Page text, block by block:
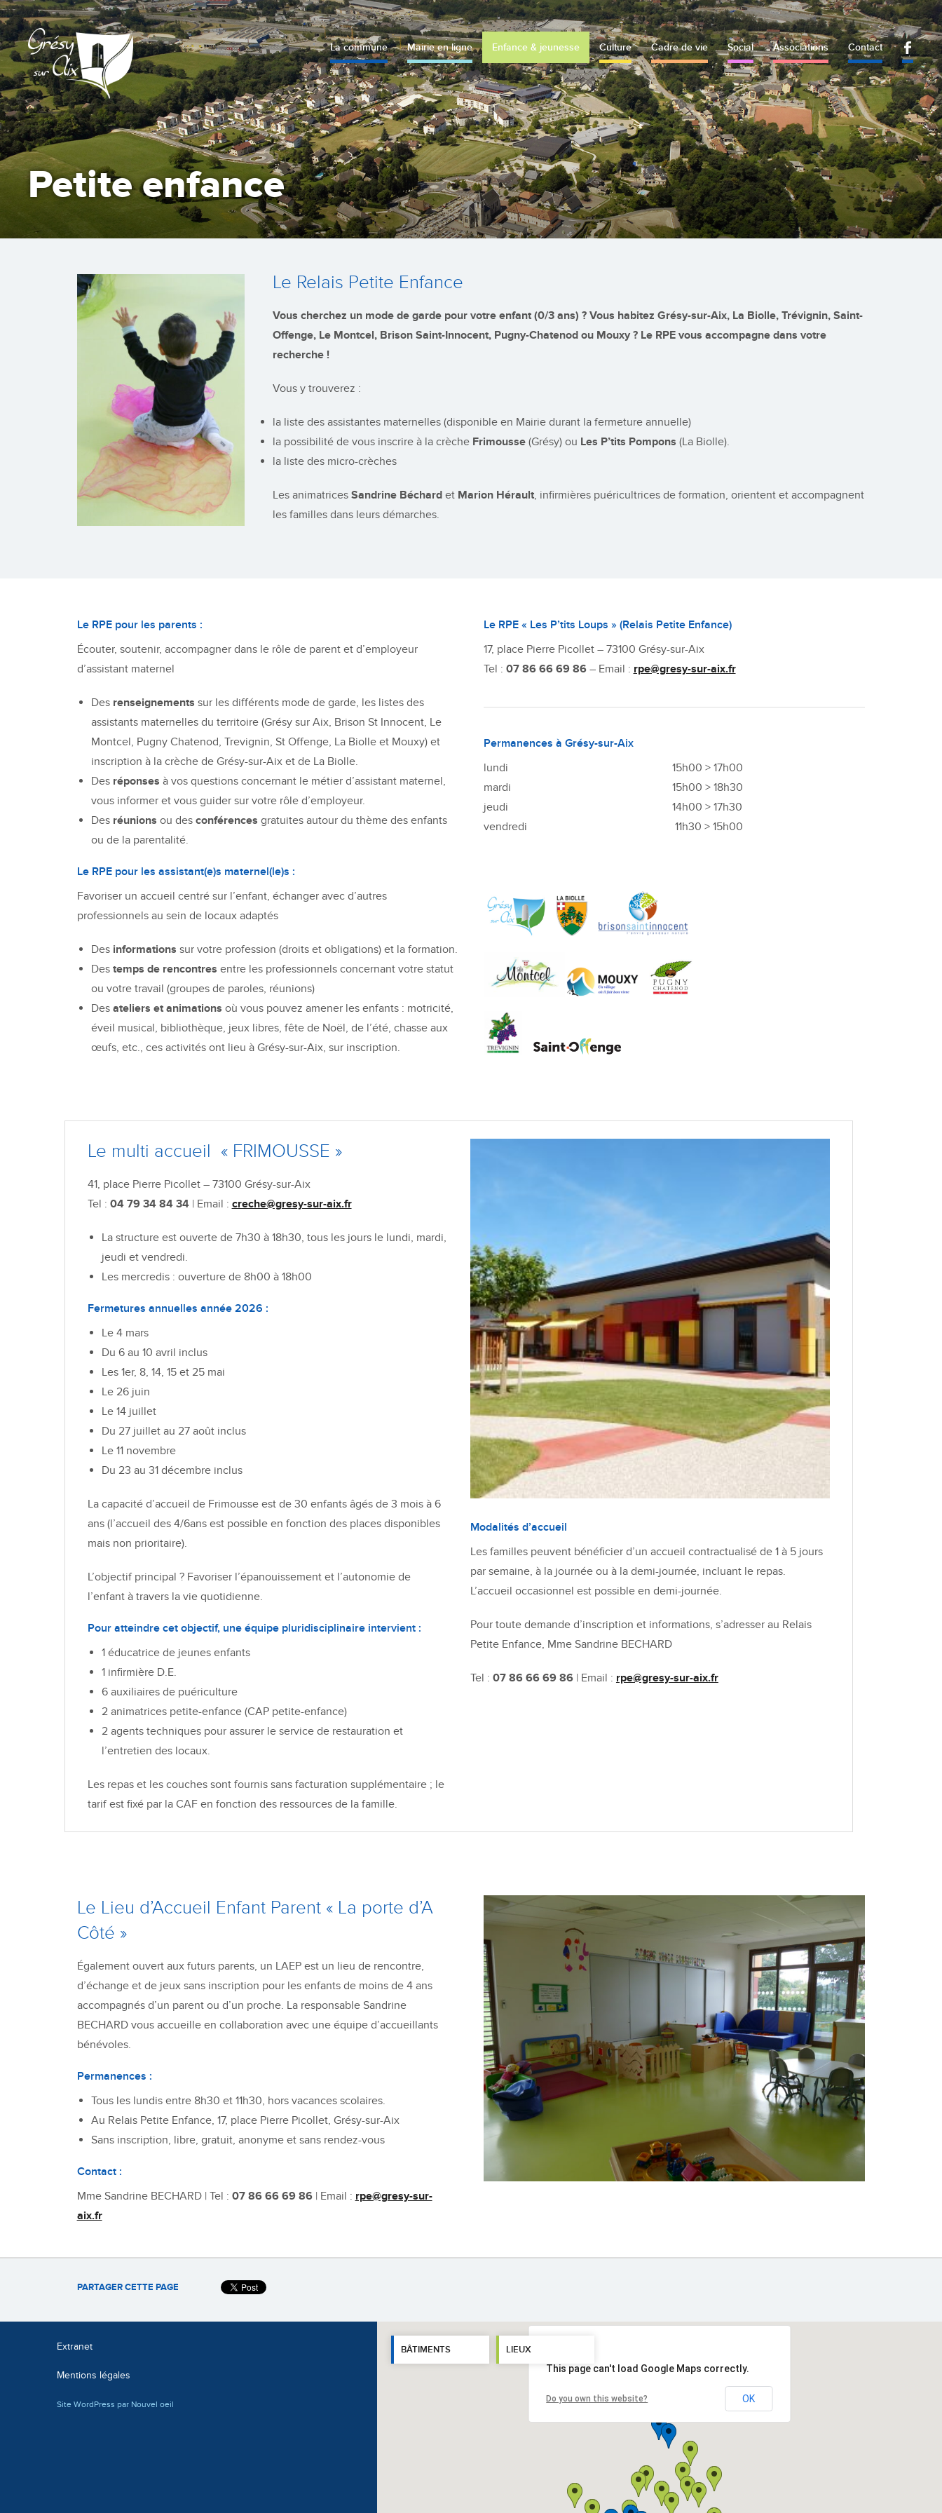
La commune Mairie en ligne Enfance & jeunesse Culture Cadre de vie Social Associations Contact
Petite enfance
Le Relais Petite Enfance
Vous cherchez un mode de garde pour votre enfant (0/3 ans) ? Vous habitez Grésy-sur-Aix, La Biolle, Trévignin, Saint-
Offenge, Le Montcel, Brison Saint-Innocent, Pugny-Chatenod ou Mouxy ? Le RPE vous accompagne dans votre
recherche !
Vous y trouverez :
la liste des assistantes maternelles (disponible en Mairie durant la fermeture annuelle)
la possibilité de vous inscrire à la crèche Frimousse(Grésy) ou Les P’tits Pompons (La Biolle).
la liste des micro-crèches
Les animatrices Sandrine Béchardet Marion Hérault, infirmières puéricultrices de formation, orientent et accompagnent
les familles dans leurs démarches.
Le RPE pour les parents :
Écouter, soutenir, accompagner dans le rôle de parent et d’employeur
d’assistant maternel
Des renseignements sur les différents mode de garde, les listes des
assistants maternelles du territoire (Grésy sur Aix, Brison St Innocent, Le
Montcel, Pugny Chatenod, Trevignin, St Offenge, La Biolle et Mouxy) et
inscription à la crèche de Grésy-sur-Aix et de La Biolle.
Des réponses à vos questions concernant le métier d’assistant maternel,
vous informer et vous guider sur votre rôle d’employeur.
Des réunions ou des conférences gratuites autour du thème des enfants
ou de la parentalité.
Le RPE pour les assistant(e)s maternel(le)s :
Favoriser un accueil centré sur l’enfant, échanger avec d’autres
professionnels au sein de locaux adaptés
Des informations sur votre profession (droits et obligations) et la formation.
Des temps de rencontres entre les professionnels concernant votre statut
ou votre travail (groupes de paroles, réunions)
Des ateliers et animations où vous pouvez amener les enfants : motricité,
éveil musical, bibliothèque, jeux libres, fête de Noël, de l’été, chasse aux
œufs, etc., ces activités ont lieu à Grésy-sur-Aix, sur inscription.
Le RPE « Les P’tits Loups » (Relais Petite Enfance)
17, place Pierre Picollet – 73100 Grésy-sur-Aix
Tel : 07 86 66 69 86– Email : rpe@gresy-sur-aix.fr
Permanences à Grésy-sur-Aix
lundi
15h00 > 17h00
mardi
15h00 > 18h30
jeudi
14h00 > 17h30
vendredi
11h30 > 15h00
Le multi accueil « FRIMOUSSE »
41, place Pierre Picollet – 73100 Grésy-sur-Aix
Tel : 04 79 34 84 34 | Email : creche@gresy-sur-aix.fr
La structure est ouverte de 7h30 à 18h30, tous les jours le lundi, mardi,
jeudi et vendredi.
Les mercredis : ouverture de 8h00 à 18h00
Fermetures annuelles année 2026 :
Le 4 mars
Du 6 au 10 avril inclus
Les 1er, 8, 14, 15 et 25 mai
Le 26 juin
Le 14 juillet
Du 27 juillet au 27 août inclus
Le 11 novembre
Du 23 au 31 décembre inclus
La capacité d’accueil de Frimousse est de 30 enfants âgés de 3 mois à 6
ans (l’accueil des 4/6ans est possible en fonction des places disponibles
mais non prioritaire).
L’objectif principal ? Favoriser l’épanouissement et l’autonomie de
l’enfant à travers la vie quotidienne.
Pour atteindre cet objectif, une équipe pluridisciplinaire intervient :
1 éducatrice de jeunes enfants
1 infirmière D.E.
6 auxiliaires de puériculture
2 animatrices petite-enfance (CAP petite-enfance)
2 agents techniques pour assurer le service de restauration et
l’entretien des locaux.
Les repas et les couches sont fournis sans facturation supplémentaire ; le
tarif est fixé par la CAF en fonction des ressources de la famille.
Modalités d’accueil
Les familles peuvent bénéficier d’un accueil contractualisé de 1 à 5 jours
par semaine, à la journée ou à la demi-journée, incluant le repas.
L’accueil occasionnel est possible en demi-journée.
Pour toute demande d’inscription et informations, s’adresser au Relais
Petite Enfance, Mme Sandrine BECHARD
Tel : 07 86 66 69 86| Email : rpe@gresy-sur-aix.fr
Le Lieu d’Accueil Enfant Parent « La porte d’A
Côté »
Également ouvert aux futurs parents, un LAEP est un lieu de rencontre,
d’échange et de jeux sans inscription pour les enfants de moins de 4 ans
accompagnés d’un parent ou d’un proche. La responsable Sandrine
BECHARD vous accueille en collaboration avec une équipe d’accueillants
bénévoles.
Permanences :
Tous les lundis entre 8h30 et 11h30, hors vacances scolaires.
Au Relais Petite Enfance, 17, place Pierre Picollet, Grésy-sur-Aix
Sans inscription, libre, gratuit, anonyme et sans rendez-vous
Contact :
Mme Sandrine BECHARD | Tel : 07 86 66 69 86| Email : rpe@gresy-sur-
aix.fr
PARTAGER CETTE PAGE
Extranet
Mentions légales
Site WordPress par Nouvel oeil
BÂTIMENTS
LIEUX
This page can't load Google Maps correctly.
Do you own this website? OK